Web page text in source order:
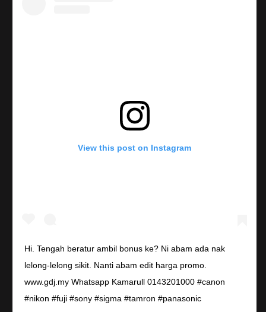
View this post on Instagram
Hi. Tengah beratur ambil bonus ke? Ni abam ada nak
lelong-lelong sikit. Nanti abam edit harga promo.
www.gdj.my Whatsapp Kamarull 0143201000 #canon
#nikon #fuji #sony #sigma #tamron #panasonic